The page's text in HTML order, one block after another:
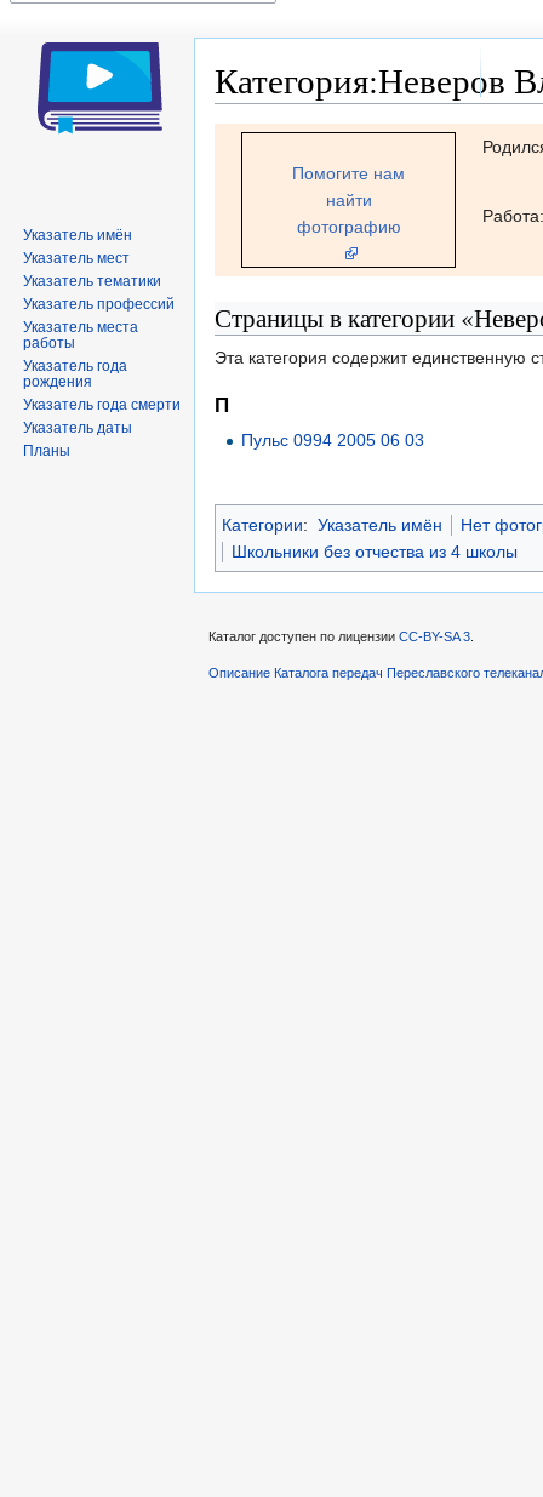
Категория:Неверов
Перейти
Перейти
Помогите нам
найти
фотографию
Работа:
Страницы в категории
Эта категория содержит единственную
П
Пульс 0994 2005 06 03
Категории: Указатель имён
Нет
Школьники без отчества из 4 школы
Указатель имён
Указатель мест
Указатель тематики
Указатель профессий
Указатель места
работы
Указатель года
рождения
Указатель года смерти
Указатель даты
Планы
Каталог доступен по лицензии CC-BY-SA 3
Описание Каталога передач Переславского